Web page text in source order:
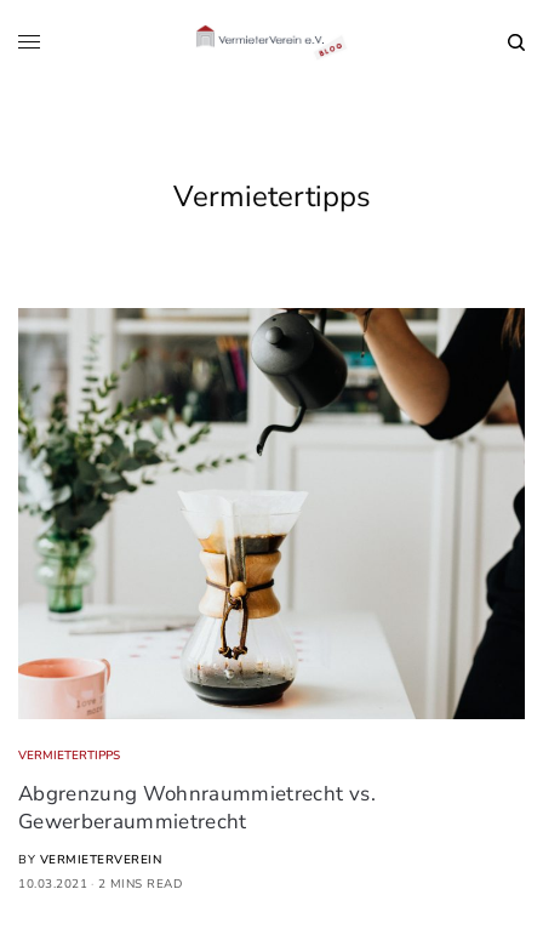
Vermietertipps
VERMIETERTIPPS
Abgrenzung Wohnraummietrecht vs.
Gewerberaummietrecht
BY VERMIETERVEREIN
10.03.2021
2 MINS READ